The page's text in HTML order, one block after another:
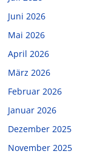
Juni 2026
Mai 2026
April 2026
März 2026
Februar 2026
Januar 2026
Dezember 2025
November 2025